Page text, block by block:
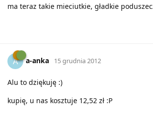
ma teraz takie mieciutkie, gładkie
A a-anka 15 grudnia 2012
Alu to dziękuję :)
kupię, u nas kosztuje 12,52 zł :P